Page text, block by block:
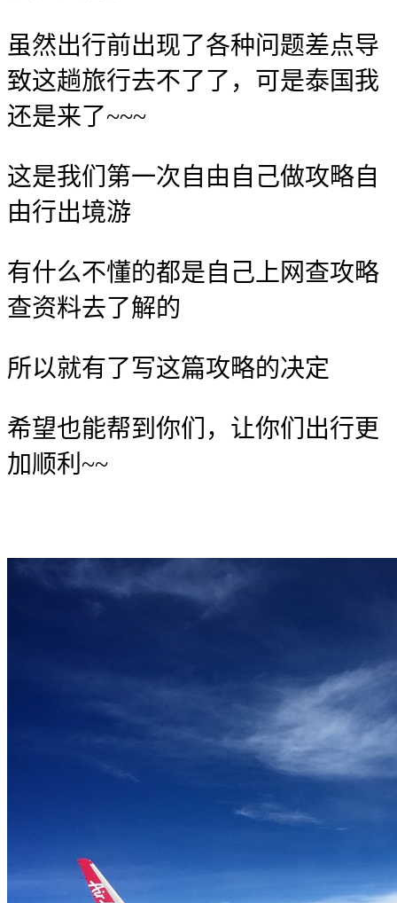
虽然出行前出现了各种问题差点导
致这趟旅行去不了了，可是泰国我
还是来了~~~
这是我们第一次自由自己做攻略自
由行出境游
有什么不懂的都是自己上网查攻略
查资料去了解的
所以就有了写这篇攻略的决定
希望也能帮到你们，让你们出行更
加顺利~~